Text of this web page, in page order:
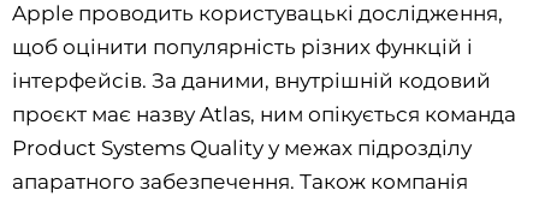
Apple проводить користувацькі дослідження,
щоб оцінити популярність різних функцій і
інтерфейсів. За даними, внутрішній кодовий
проєкт має назву Atlas, ним опікується команда
Product Systems Quality у межах підрозділу
апаратного забезпечення. Також компанія